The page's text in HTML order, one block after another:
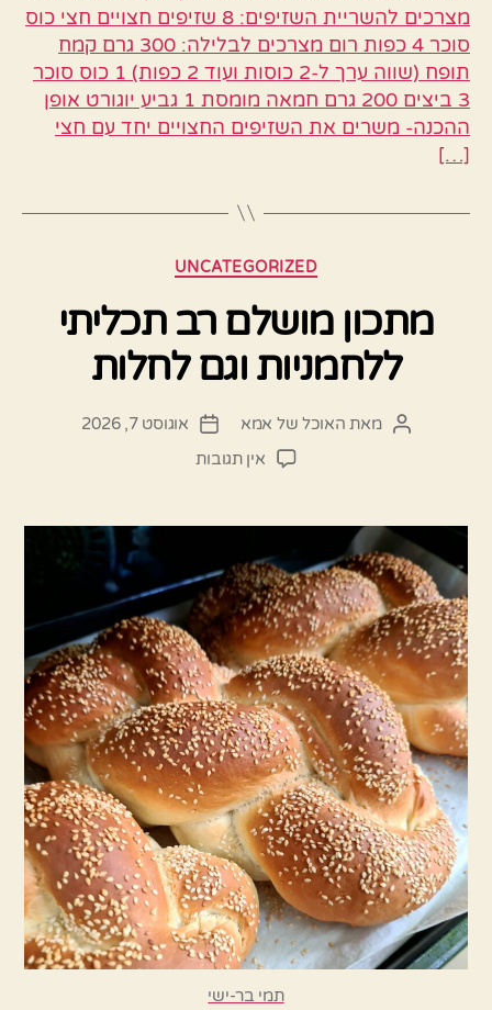
מצרכים להשריית השזיפים: 8 שזיפים חצויים חצי כוס
סוכר 4 כפות רום מצרכים לבלילה: 300 גרם קמח
תופח (שווה ערך ל-2 כוסות ועוד 2 כפות) 1 כוס סוכר
3 ביצים 200 גרם חמאה מומסת 1 גביע יוגורט אופן
ההכנה- משרים את השזיפים החצויים יחד עם חצי
[…]
קטגוריות
UNCATEGORIZED
מתכון מושלם רב תכליתי
ללחמניות וגם לחלות
המחבר
מאת האוכל של אמא
תאריךאוגוסט 7, 2026
אין תגובותעל
רב
תכליתי
ללחמניות
וגם
לחלות
תמי בר-ישי